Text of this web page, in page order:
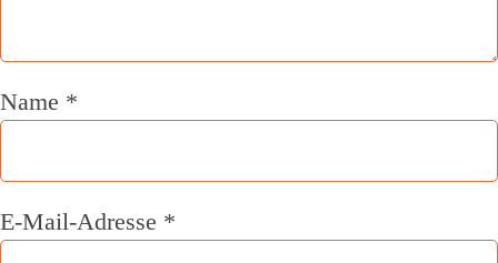
Name *
E-Mail-Adresse *